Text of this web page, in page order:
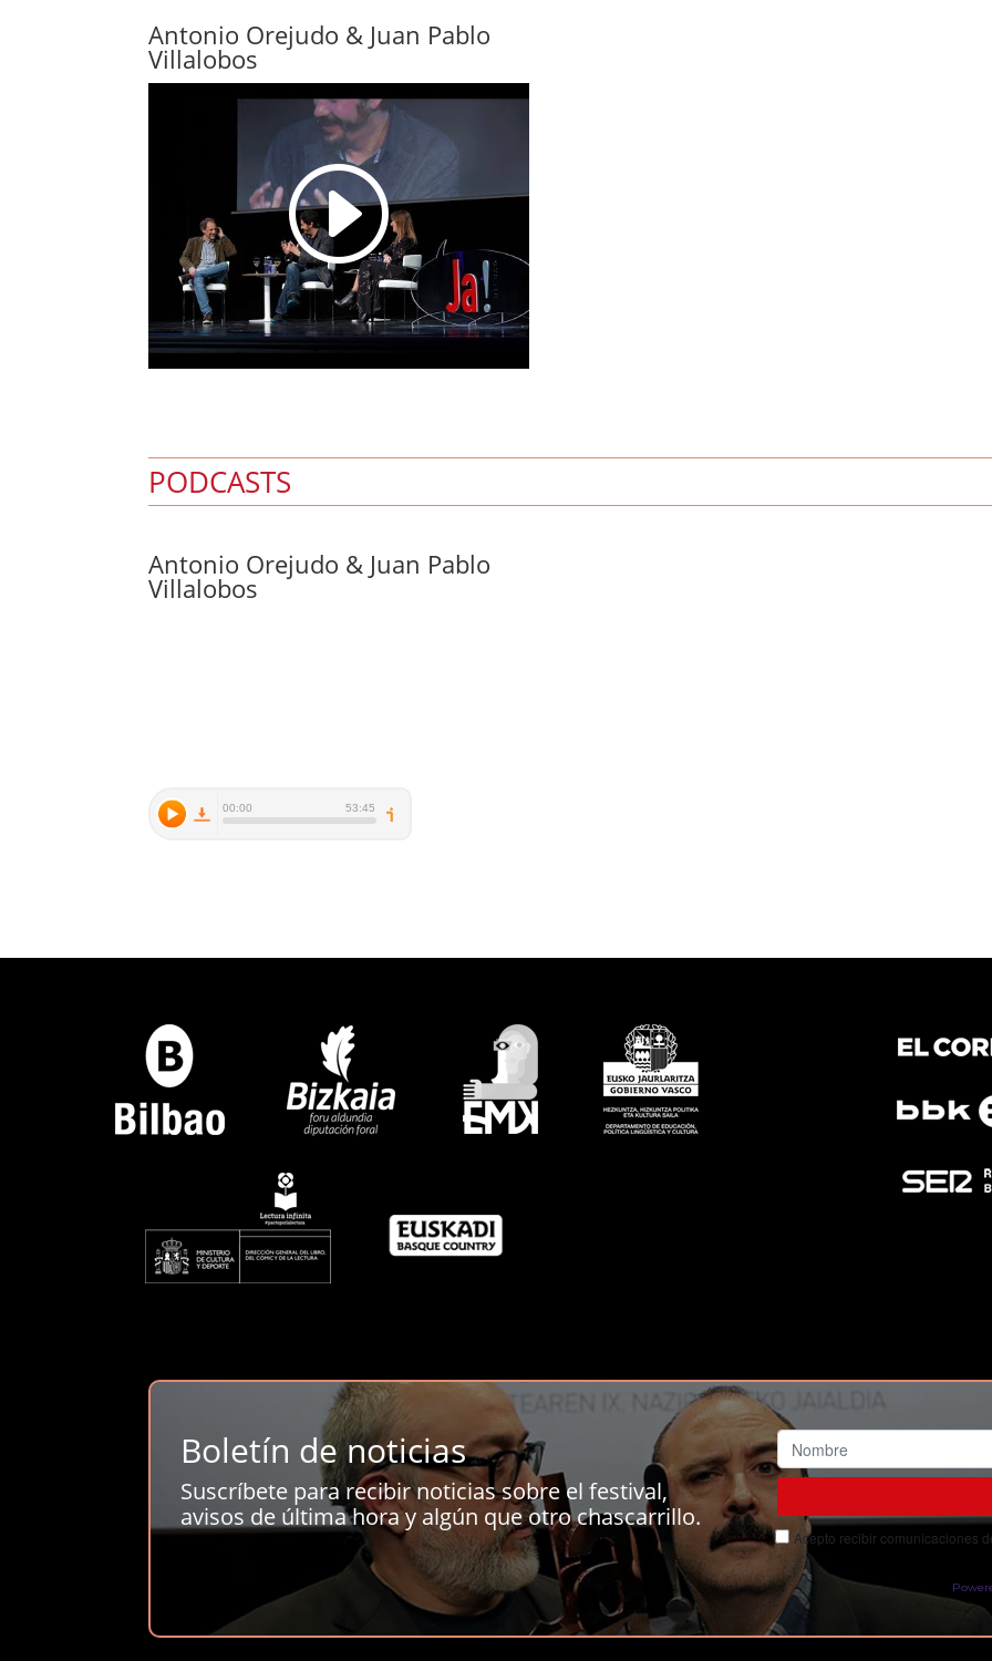
Antonio Orejudo & Juan Pablo
Villalobos
I
PODCASTS
Antonio Orejudo & Juan Pablo
Villalobos
Boletín de noticias
Suscríbete para recibir noticias sobre el festival,
avisos de última hora y algún que otro chascarrillo.
Acepto recibir comunicaciones